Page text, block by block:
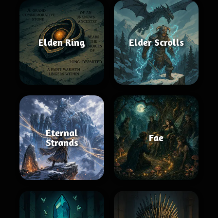
Elden Ring Elder Scrolls
Eternal
Strands
Fae